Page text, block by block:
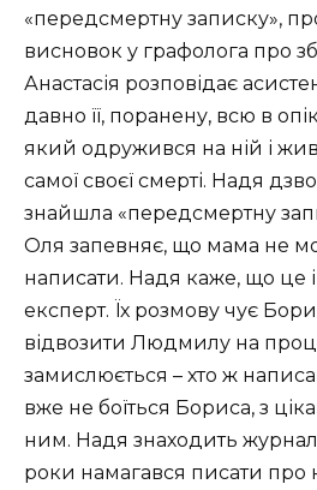
«передсмертну записку»,
висновок у графолога про
Анастасія розповідає
давно її, поранену, всю в
який одружився на ній і
самої своєї смерті. Надя
знайшла «передсмертну
Оля запевняє, що мама не
написати. Надя каже, що це
експерт. Їх розмову чує
відвозити Людмилу на
замислюється – хто ж
вже не боїться Бориса, з
ним. Надя знаходить
роки намагався писати про